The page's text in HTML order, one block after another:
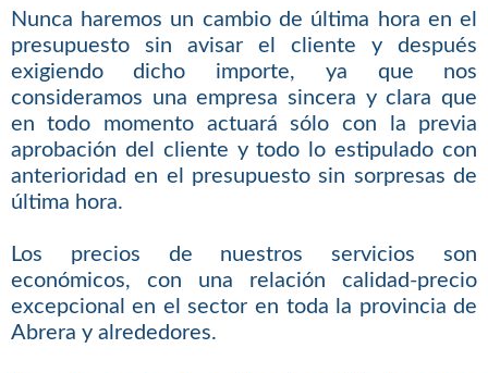
Nunca haremos un cambio de última hora en el
presupuesto sin avisar el cliente y después
exigiendo dicho importe, ya que nos
consideramos una empresa sincera y clara que
en todo momento actuará sólo con la previa
aprobación del cliente y todo lo estipulado con
anterioridad en el presupuesto sin sorpresas de
última hora.
Los precios de nuestros servicios son
económicos, con una relación calidad-precio
excepcional en el sector en toda la provincia de
Abrera y alrededores.